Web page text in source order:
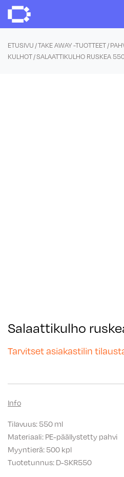
Skip
content
ETUSIVU /TAKE AWAY -TUOTTEET/
KULHOT/ SALAATTIKULHO RUSKEA
Salaattikulho
Tarvitset asiakastilin
Info
Tilavuus: 550 ml
Materiaali: PE-päällystetty pahvi
Myyntierä: 500 kpl
Tuotetunnus: D-SKR550